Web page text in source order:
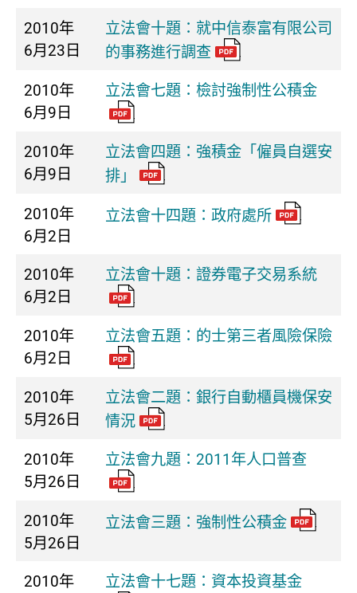
2010年
6月23日
立法會十題：就中信泰富有限公司
的事務進行調查
2010年
6月9日
立法會七題：檢討強制性公積金
2010年
6月9日
立法會四題：強積金「僱員自選安
排」
2010年
6月2日
立法會十四題：政府處所
2010年
6月2日
立法會十題：證券電子交易系統
2010年
6月2日
立法會五題：的士第三者風險保險
2010年
5月26日
立法會二題：銀行自動櫃員機保安
情況
2010年
5月26日
立法會九題：2011年人口普查
2010年
5月26日
立法會三題：強制性公積金
2010年
立法會十七題：資本投資基金